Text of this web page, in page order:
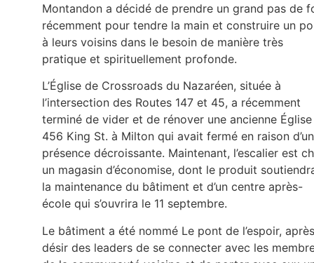
Montandon a décidé de prendre un grand pas de
récemment pour tendre la main et construire un
à leurs voisins dans le besoin de manière très
pratique et spirituellement profonde.
L’Église de Crossroads du Nazaréen, située à
l’intersection des Routes 147 et 45, a récemment
terminé de vider et de rénover une ancienne Église
456 King St. à Milton qui avait fermé en raison
présence décroissante. Maintenant, l’escalier est
un magasin d’économise, dont le produit
la maintenance du bâtiment et d’un centre après-
école qui s’ouvrira le 11 septembre.
Le bâtiment a été nommé Le pont de l’espoir,
désir des leaders de se connecter avec les